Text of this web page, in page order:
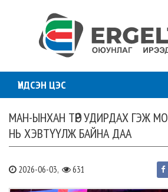
ҮНДСЭН ЦЭС
МАН-ЫНХАН ТӨР УДИРДАХ ГЭЖ
НЬ ХЭВТҮҮЛЖ БАЙНА ДАА
2026-06-03, 631